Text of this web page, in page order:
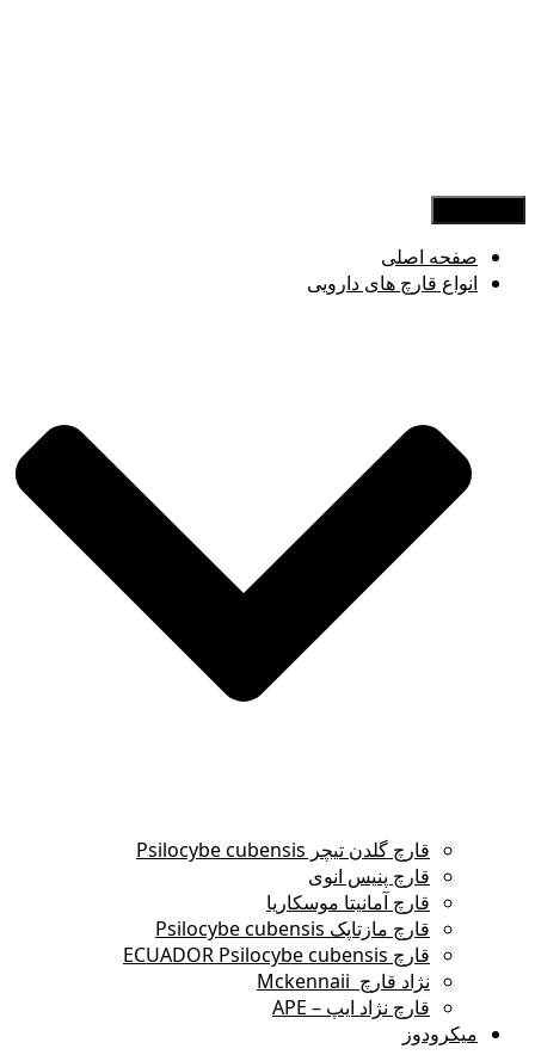
صفحه اصلی
انواع قارچ های دارویی
قارچ گلدن تیچر Psilocybe cubensis
قارچ پنیس انوی
قارچ آمانیتا موسکاریا
قارچ مازتاپک Psilocybe cubensis
قارچ ECUADOR Psilocybe cubensis
نژاد قارچ Mckennaii
قارچ نژاد ایپ – APE
میکرودوز